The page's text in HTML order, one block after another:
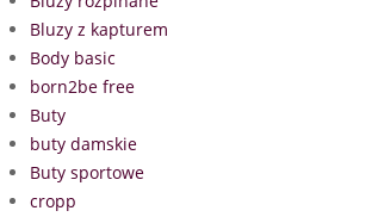
Bluzy z kapturem
Body basic
born2be free
Buty
buty damskie
Buty sportowe
cropp